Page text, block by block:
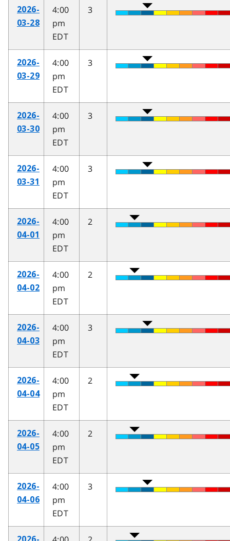
2026-
03-28
4:00
pm
EDT
3
2026-
03-29
4:00
pm
EDT
3
2026-
03-30
4:00
pm
EDT
3
2026-
03-31
4:00
pm
EDT
3
2026-
04-01
4:00
pm
EDT
2
2026-
04-02
4:00
pm
EDT
2
2026-
04-03
4:00
pm
EDT
3
2026-
04-04
4:00
pm
EDT
2
2026-
04-05
4:00
pm
EDT
2
2026-
04-06
4:00
pm
EDT
3